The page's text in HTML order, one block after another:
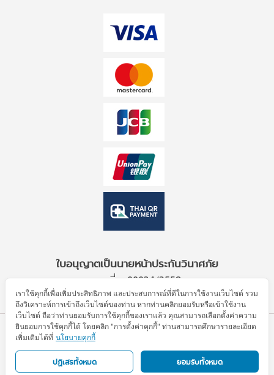
ใบอนุญาตเป็นนายหน้าประกันวินาศภัย
เลขที่ ว00034/2559
© Allianz Partners 2026. All Rights Reserved.
แผนผังเว็บไซต์
เราใช้คุกกี้เพื่อเพิ่มประสิทธิภาพ และประสบการณ์ที่ดีในการใช้งานเว็บไซต์ รวม
ถึงวิเคราะห์การเข้าถึงเว็บไซต์ของท่าน หากท่านคลิกยอมรับหรือเข้าใช้งาน
เว็บไซต์ ถือว่าท่านยอมรับการใช้คุกกี้ของเราแล้ว คุณสามารถเลือกตั้งค่าความ
ยินยอมการใช้คุกกี้ได้ โดยคลิก "การตั้งค่าคุกกี้" ท่านสามารถศึกษารายละเอียด
เพิ่มเติมได้ที่ นโยบายคุกกี้
ปฏิเสธทั้งหมด ยอมรับทั้งหมด